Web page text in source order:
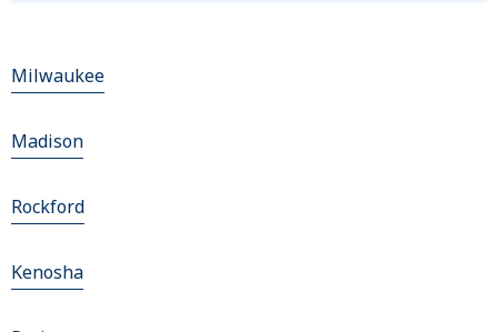
Milwaukee
Madison
Rockford
Kenosha